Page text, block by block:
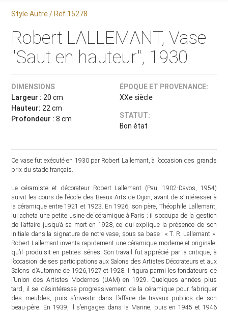
Style Autre / Ref.15278
Robert LALLEMANT, Vase
"Saut en hauteur", 1930
DIMENSIONS
Largeur : 20 cm
Hauteur: 22 cm
Profondeur : 8 cm
ÉPOQUE ET PROVENANCE:
XXe siècle
STATUT:
Bon état
Ce vase fut exécuté en 1930 par Robert Lallemant, à l’occasion des grands
prix du stade français.
Le céramiste et décorateur Robert Lallemant (Pau, 1902-Davos, 1954)
suivit les cours de l’école des Beaux-Arts de Dijon, avant de s’intéresser à
la céramique entre 1921 et 1923. En 1926, son père, Théophile Lallemant,
lui acheta une petite usine de céramique à Paris ; il s’occupa de la gestion
de l’affaire jusqu’à sa mort en 1928, ce qui explique la présence de son
initiale dans la signature de notre vase, sous sa base : « T. R. Lallemant ».
Robert Lallemant inventa rapidement une céramique moderne et originale,
qu’il produisit en petites séries. Son travail fut apprécié par la critique, à
l’occasion de ses participations aux Salons des Artistes Décorateurs et aux
Salons d’Automne de 1926,1927 et 1928. Il figura parmi les fondateurs de
l’Union des Artistes Modernes (UAM) en 1929. Quelques années plus
tard, il se désintéressa progressivement de la céramique pour fabriquer
des meubles, puis s’investir dans l’affaire de travaux publics de son
beau-père. En 1939, il s’engagea dans la Marine, puis en 1945 et 1946